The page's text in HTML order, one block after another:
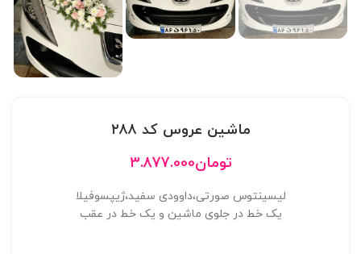
ماشین عروس کد ۲۸۸
تومان3.877.000
لیسینتوس صورتی،داوودی سفید،ژیپسوفیلا
یک خط در جلوی ماشین و یک خط در عقب